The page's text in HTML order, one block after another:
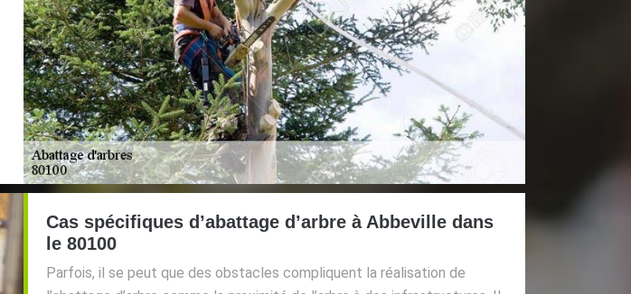
Cas spécifiques d’abattage d’arbre à Abbeville dans
le 80100
Parfois, il se peut que des obstacles compliquent la réalisation de